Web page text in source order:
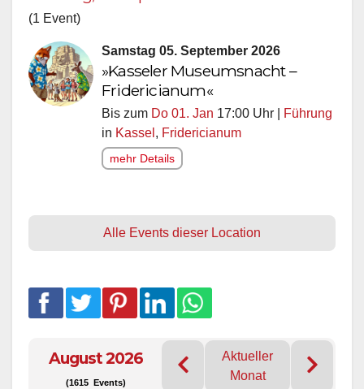
(1 Event)
Samstag 05. September 2026
»Kasseler Museumsnacht –
Fridericianum«
Bis zum Do 01. Jan 17:00 Uhr |
Führung
in Kassel , Fridericianum
mehr Details
Alle Events dieser Location
August 2026
(1615 Events)
Aktueller
Monat